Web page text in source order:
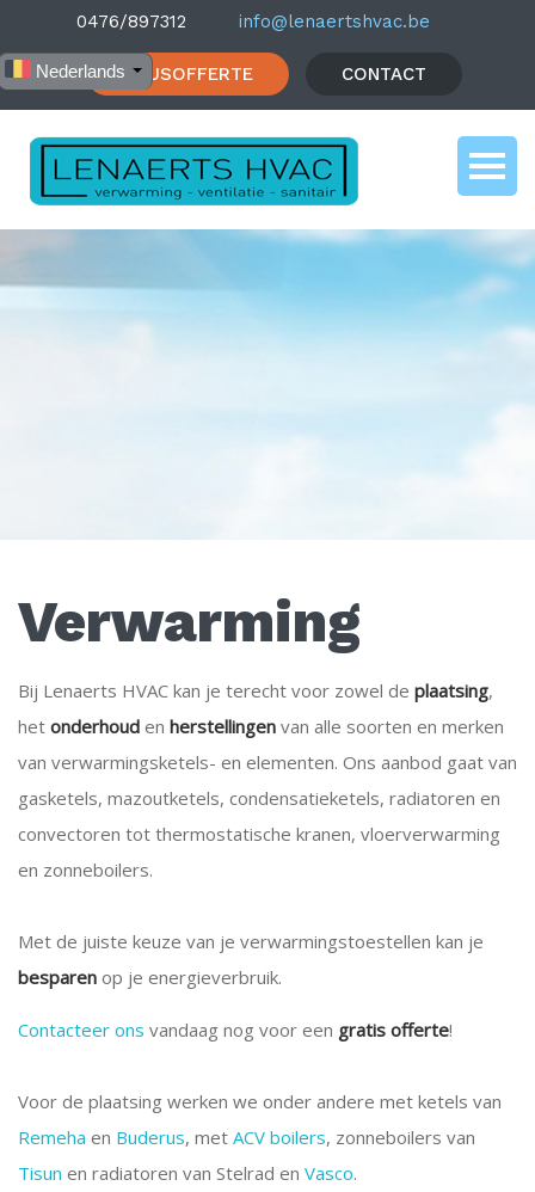
0476/897312 info@lenaertshvac.be
NederlandsPRIJSOFFERTE CONTACT
Verwarming
Bij Lenaerts HVAC kan je terecht voor zowel de plaatsing,
het onderhoud en herstellingen van alle soorten en merken
van verwarmingsketels- en elementen. Ons aanbod gaat van
gasketels, mazoutketels, condensatieketels, radiatoren en
convectoren tot thermostatische kranen, vloerverwarming
en zonneboilers.
Met de juiste keuze van je verwarmingstoestellen kan je
besparen op je energieverbruik.
Contacteer ons vandaag nog voor een gratis offerte!
Voor de plaatsing werken we onder andere met ketels van
Remeha en Buderus, met ACV boilers, zonneboilers van
Tisun en radiatoren van Stelrad en Vasco.